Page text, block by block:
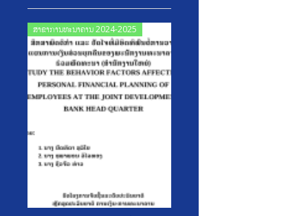
ສາຂາການທະນາຄານ 2024-2025
Posted
on